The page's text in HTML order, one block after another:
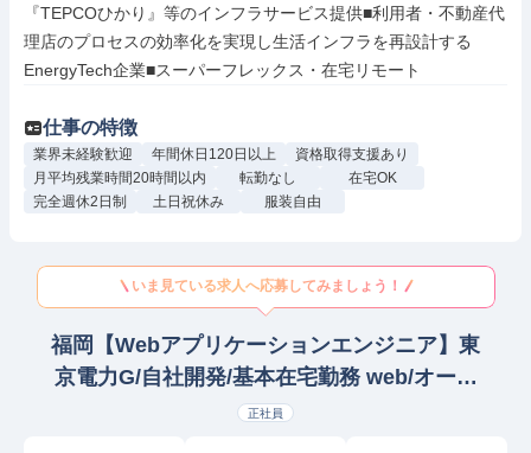
『TEPCOひかり』等のインフラサービス提供■利用者・不動産代
理店のプロセスの効率化を実現し生活インフラを再設計する
EnergyTech企業■スーパーフレックス・在宅リモート
仕事の特徴
業界未経験歓迎 年間休日120日以上
資格取得支援あり
月平均残業時間20時間以内
転勤なし
在宅OK
完全週休2日制
土日祝休み 服装自由
いま見ている求人へ応募してみましょう！
福岡【Webアプリケーションエンジニア】東
京電力G/自社開発/基本在宅勤務 web/オープ
ンプログラマー
正社員